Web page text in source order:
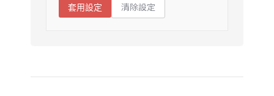
套用設定 清除設定